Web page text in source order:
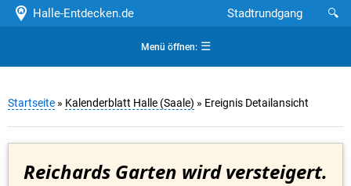
Halle-Entdecken.de 🔍
Stadtrundgang
Menü öffnen:☰
Startseite » Kalenderblatt Halle (Saale) » Ereignis Detailansicht
Reichards Garten wird versteigert.